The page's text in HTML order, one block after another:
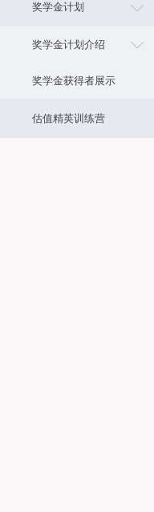
奖学金计划
奖学金计划介绍
奖学金获得者展示
估值精英训练营